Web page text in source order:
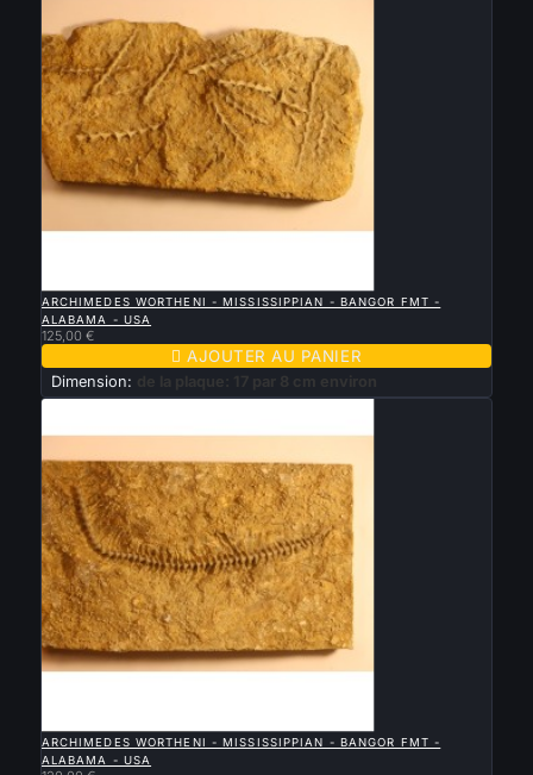
ARCHIMEDES WORTHENI - MISSISSIPPIAN - BANGOR FMT -
ALABAMA - USA
125,00 €
 AJOUTER AU PANIER
Dimension: de la plaque: 17 par 8 cm environ
ARCHIMEDES WORTHENI - MISSISSIPPIAN - BANGOR FMT -
ALABAMA - USA